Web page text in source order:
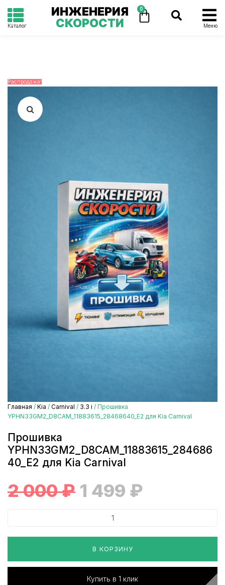
Каталог
ИНЖЕНЕРИЯ
СКОРОСТИ
0
Меню
Распродажа!
Главная / Kia / Carnival / 3.3 i / Прошивка
YPHN33GM2_D8CAM_11883615_28468640_E2 для Kia Carnival
Прошивка
YPHN33GM2_D8CAM_11883615_284686
40_E2 для Kia Carnival
2 000₽ 1 499 ₽
В КОРЗИНУ
Купить в 1 клик